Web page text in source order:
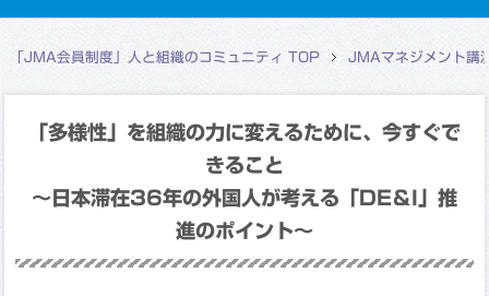
「JMA会員制度」人と組織のコミュニティ TOP JMAマネジメント講
「多様性」を組織の力に変えるために、今すぐで
きること
～日本滞在36年の外国人が考える「DE＆I」推
進のポイント～